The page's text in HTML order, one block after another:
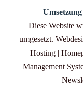
Diese Website
umgesetzt.
Hosting |
Management